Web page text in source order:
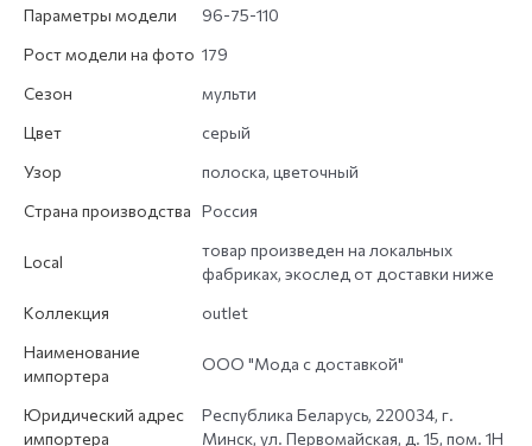
Параметры модели
96-75-110
Рост модели на фото 179
Сезон
мульти
Цвет
серый
Узор
полоска, цветочный
Страна производства Россия
Local
товар произведен на локальных
фабриках, экослед от доставки ниже
Коллекция
outlet
Наименование
импортера
ООО "Мода с доставкой"
Юридический адрес
импортера
Республика Беларусь, 220034, г.
Минск, ул. Первомайская, д. 15, пом. 1Н